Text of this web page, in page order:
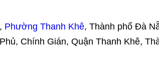
Phường Thanh Khê, Thành phố Đà
Chính Gián, Quận Thanh Khê,